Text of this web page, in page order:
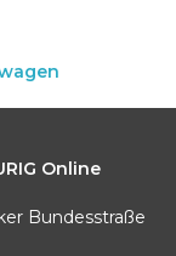
Online
Bundesstraße